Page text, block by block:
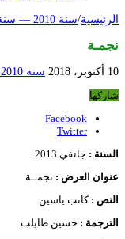
الرئيسية/سنة 2010 — سنة 2019
نجمـة
10 أكتوبر، 2018 سنة 2010 — سنة 2019
شاركها
Facebook
Twitter
السنة : جانفي 2013
عنوان العرض : نجمــة
النص : كاتب ياسين
الترجمة : حسين طايلب